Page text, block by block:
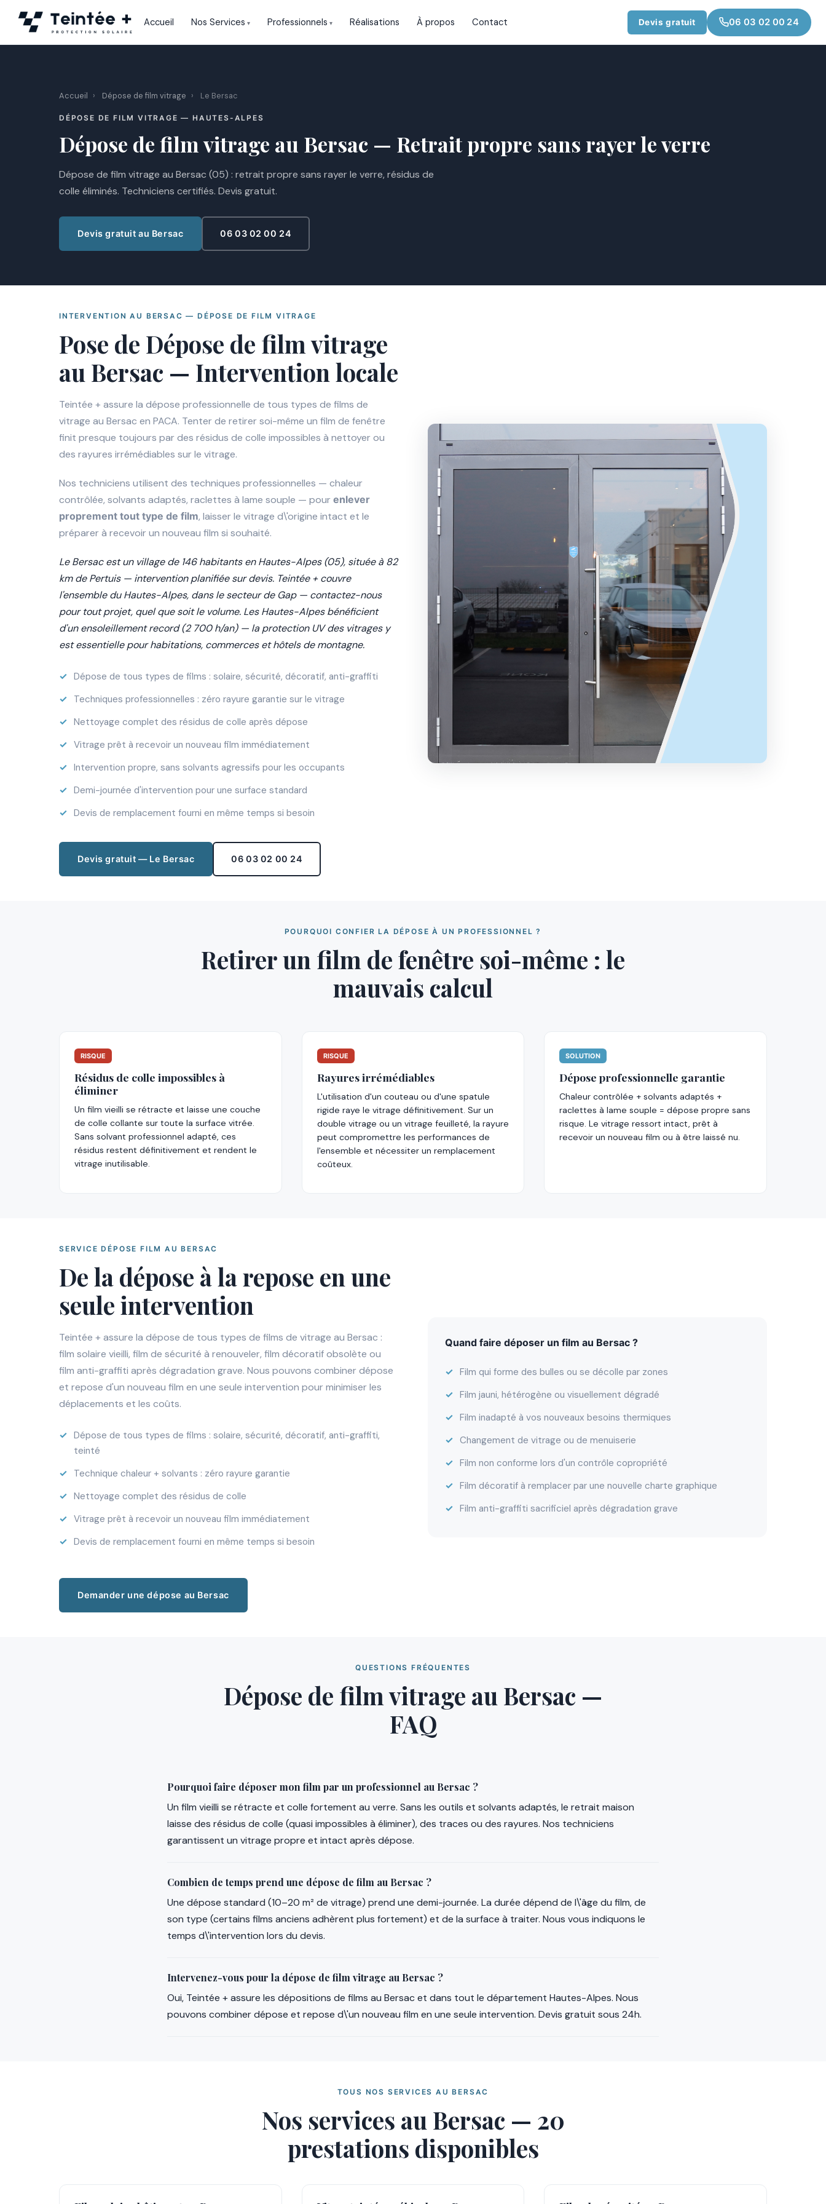
Accueil Nos Services Professionnels Réalisations À propos Contact Devis gratuit 06 03 02 00 24
Accueil › Dépose de film vitrage › Le Bersac
DÉPOSE DE FILM VITRAGE — HAUTES-ALPES
Dépose de film vitrage au Bersac — Retrait propre sans rayer le verre
Dépose de film vitrage au Bersac (05) : retrait propre sans rayer le verre, résidus de
colle éliminés. Techniciens certifiés. Devis gratuit.
Devis gratuit au Bersac 06 03 02 00 24
INTERVENTION AU BERSAC — DÉPOSE DE FILM VITRAGE
Pose de Dépose de film vitrage
au Bersac — Intervention locale
Teintée + assure la dépose professionnelle de tous types de films de
vitrage au Bersac en PACA. Tenter de retirer soi-même un film de fenêtre
finit presque toujours par des résidus de colle impossibles à nettoyer ou
des rayures irrémédiables sur le vitrage.
Nos techniciens utilisent des techniques professionnelles — chaleur
contrôlée, solvants adaptés, raclettes à lame souple — pourenlever
proprement tout type de film, laisser le vitrage d\'origine intact et le
préparer à recevoir un nouveau film si souhaité.
Le Bersac est un village de 146 habitants en Hautes-Alpes (05), située à 82
km de Pertuis — intervention planifiée sur devis. Teintée + couvre
l'ensemble du Hautes-Alpes, dans le secteur de Gap — contactez-nous
pour tout projet, quel que soit le volume. Les Hautes-Alpes bénéficient
d'un ensoleillement record (2 700 h/an) — la protection UV des vitrages y
est essentielle pour habitations, commerces et hôtels de montagne.
Dépose de tous types de films : solaire, sécurité, décoratif, anti-graffiti
Techniques professionnelles : zéro rayure garantie sur le vitrage
Nettoyage complet des résidus de colle après dépose
Vitrage prêt à recevoir un nouveau film immédiatement
Intervention propre, sans solvants agressifs pour les occupants
Demi-journée d'intervention pour une surface standard
Devis de remplacement fourni en même temps si besoin
Devis gratuit — Le Bersac 06 03 02 00 24
POURQUOI CONFIER LA DÉPOSE À UN PROFESSIONNEL ?
Retirer un film de fenêtre soi-même : le
mauvais calcul
RISQUE
Résidus de colle impossibles à
éliminer
Un film vieilli se rétracte et laisse une couche
de colle collante sur toute la surface vitrée.
Sans solvant professionnel adapté, ces
résidus restent définitivement et rendent le
vitrage inutilisable.
RISQUE
Rayures irrémédiables
L'utilisation d'un couteau ou d'une spatule
rigide raye le vitrage définitivement. Sur un
double vitrage ou un vitrage feuilleté, la rayure
peut compromettre les performances de
l'ensemble et nécessiter un remplacement
coûteux.
SOLUTION
Dépose professionnelle garantie
Chaleur contrôlée + solvants adaptés +
raclettes à lame souple = dépose propre sans
risque. Le vitrage ressort intact, prêt à
recevoir un nouveau film ou à être laissé nu.
SERVICE DÉPOSE FILM AU BERSAC
De la dépose à la repose en une
seule intervention
Teintée + assure la dépose de tous types de films de vitrage au Bersac :
film solaire vieilli, film de sécurité à renouveler, film décoratif obsolète ou
film anti-graffiti après dégradation grave. Nous pouvons combiner dépose
et repose d'un nouveau film en une seule intervention pour minimiser les
déplacements et les coûts.
Dépose de tous types de films : solaire, sécurité, décoratif, anti-graffiti,
teinté
Technique chaleur + solvants : zéro rayure garantie
Nettoyage complet des résidus de colle
Vitrage prêt à recevoir un nouveau film immédiatement
Devis de remplacement fourni en même temps si besoin
Demander une dépose au Bersac
Quand faire déposer un film au Bersac ?
Film qui forme des bulles ou se décolle par zones
Film jauni, hétérogène ou visuellement dégradé
Film inadapté à vos nouveaux besoins thermiques
Changement de vitrage ou de menuiserie
Film non conforme lors d'un contrôle copropriété
Film décoratif à remplacer par une nouvelle charte graphique
Film anti-graffiti sacrificiel après dégradation grave
QUESTIONS FRÉQUENTES
Dépose de film vitrage au Bersac —
FAQ
Pourquoi faire déposer mon film par un professionnel au Bersac ?
Un film vieilli se rétracte et colle fortement au verre. Sans les outils et solvants adaptés, le retrait maison
laisse des résidus de colle (quasi impossibles à éliminer), des traces ou des rayures. Nos techniciens
garantissent un vitrage propre et intact après dépose.
Combien de temps prend une dépose de film au Bersac ?
Une dépose standard (10–20 m² de vitrage) prend une demi-journée. La durée dépend de l\'âge du film, de
son type (certains films anciens adhèrent plus fortement) et de la surface à traiter. Nous vous indiquons le
temps d\'intervention lors du devis.
Intervenez-vous pour la dépose de film vitrage au Bersac ?
Oui, Teintée + assure les dépositions de films au Bersac et dans tout le département Hautes-Alpes. Nous
pouvons combiner dépose et repose d\'un nouveau film en une seule intervention. Devis gratuit sous 24h.
TOUS NOS SERVICES AU BERSAC
Nos services au Bersac — 20
prestations disponibles